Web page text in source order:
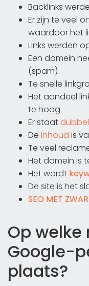
Backlinks
Er zijn te veel
waardoor het
Links werden
Een domein
(spam)
Te snelle
Het aandeel
te hoog
Er staat
De inhoud is
Te veel
Het domein is
Het wordt
De site is het
SEO MET
Op
Google-
plaats?